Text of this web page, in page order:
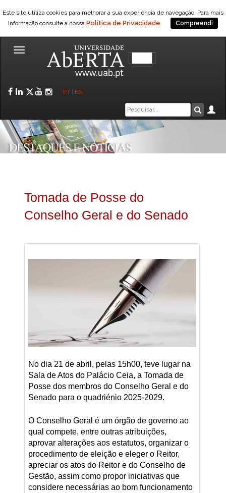
Este site utiliza cookies para melhorar a sua experiência de navegação. Para mais
informação consulte a nossa Política de Privacidade Compreendi
Toggle
Facebook
LinkedIn
Twitter
YouTube
Instagram
PT EN
Caixa
de
pesquisa
Tomada de Posse do
Conselho Geral e do Senado
No dia 21 de abril, pelas 15h00, teve lugar na
Sala de Atos do Palácio Ceia, a Tomada de
Posse dos membros do Conselho Geral e do
Senado para o quadriénio 2025-2029.
O Conselho Geral é um órgão de governo ao
qual compete, entre outras atribuições,
aprovar alterações aos estatutos, organizar o
procedimento de eleição e eleger o Reitor,
apreciar os atos do Reitor e do Conselho de
Gestão, assim como propor iniciativas que
considere necessárias ao bom funcionamento